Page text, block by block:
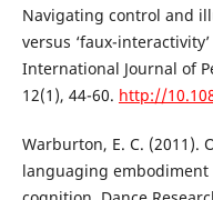
Navigating control and
versus ‘faux-
International Journal of
12(1), 44-60. http://
Warburton, E. C. (2011).
languaging